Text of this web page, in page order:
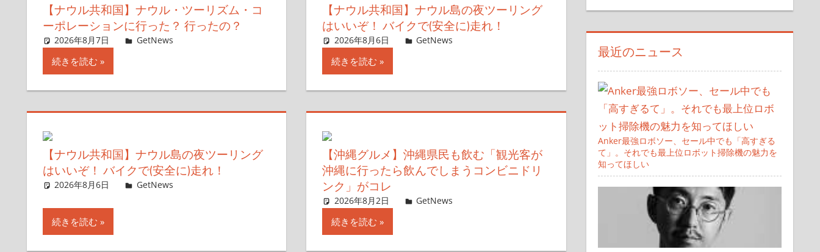
【ナウル共和国】ナウル・ツーリズム・コ
ーポレーションに行った？ 行ったの？
2026年8月7日 ガジェ通ウェブライター
GetNews
続きを読む
【ナウル共和国】ナウル島の夜ツーリング
はいいぞ！ バイクで(安全に)走れ！
2026年8月6日 ガジェ通ウェブライター
GetNews
続きを読む
【ナウル共和国】ナウル島の夜ツーリング
はいいぞ！ バイクで(安全に)走れ！
2026年8月6日 ガジェ通ウェブライター
GetNews
続きを読む
【沖縄グルメ】沖縄県民も飲む「観光客が
沖縄に行ったら飲んでしまうコンビニドリ
ンク」がコレ
2026年8月2日 ガジェ通ウェブライター
GetNews
続きを読む
対
最近のニュース
Anker最強ロボソー、セール中でも「高すぎる
て」。それでも最上位ロボット掃除機の魅力を
知ってほしい